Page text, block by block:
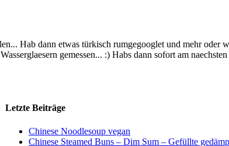
Hab dann etwas türkisch rumgegooglet und mehr oder
gemessen... :) Habs dann sofort am
Letzte Beiträge
Chinese Noodlesoup vegan
Chinese Steamed Buns – Dim Sum – Gefüllte